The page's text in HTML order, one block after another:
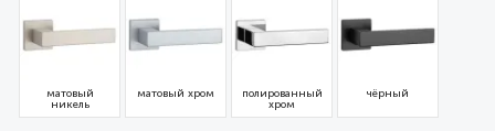
матовый
никель
матовый хром
полированный
хром
чёрный